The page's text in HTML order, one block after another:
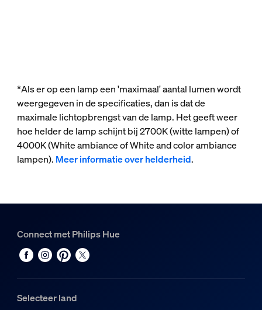
*Als er op een lamp een 'maximaal' aantal lumen wordt
weergegeven in de specificaties, dan is dat de
maximale lichtopbrengst van de lamp. Het geeft weer
hoe helder de lamp schijnt bij 2700K (witte lampen) of
4000K (White ambiance of White and color ambiance
lampen). Meer informatie over helderheid.
Connect met Philips Hue
Selecteer land